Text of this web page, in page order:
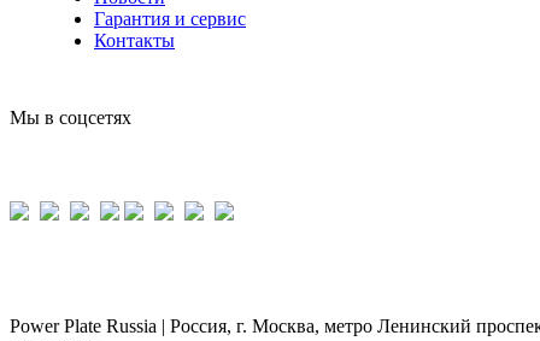
Гарантия и сервис
Контакты
Мы в соцсетях
Power Plate Russia | Россия, г. Москва, метро Ленинский